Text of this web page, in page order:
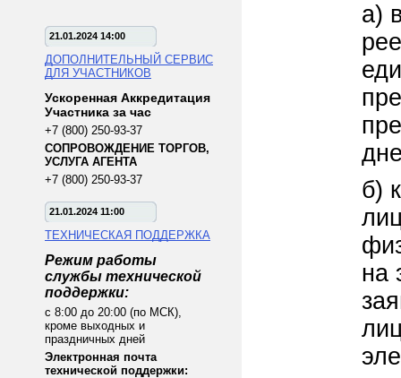
21.01.2024 14:00
ДОПОЛНИТЕЛЬНЫЙ СЕРВИС
ДЛЯ УЧАСТНИКОВ
Ускоренная Аккредитация
Участника за час
+7 (800) 250-93-37
СОПРОВОЖДЕНИЕ ТОРГОВ,
УСЛУГА АГЕНТА
+7 (800) 250-93-37
21.01.2024 11:00
ТЕХНИЧЕСКАЯ ПОДДЕРЖКА
Режим работы
службы технической
поддержки:
с 8:00 до 20:00 (по МСК),
кроме выходных и
праздничных дней
Электронная почта
технической поддержки:
а)
б)
на